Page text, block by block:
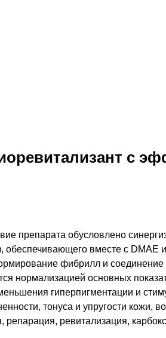
с
препарата обусловлено
вместе с DМАЕ
фибрилл и соединение
нормализацией основных
гиперпигментации и
тонуса и упругости кожи,
репарация, ревитализация,